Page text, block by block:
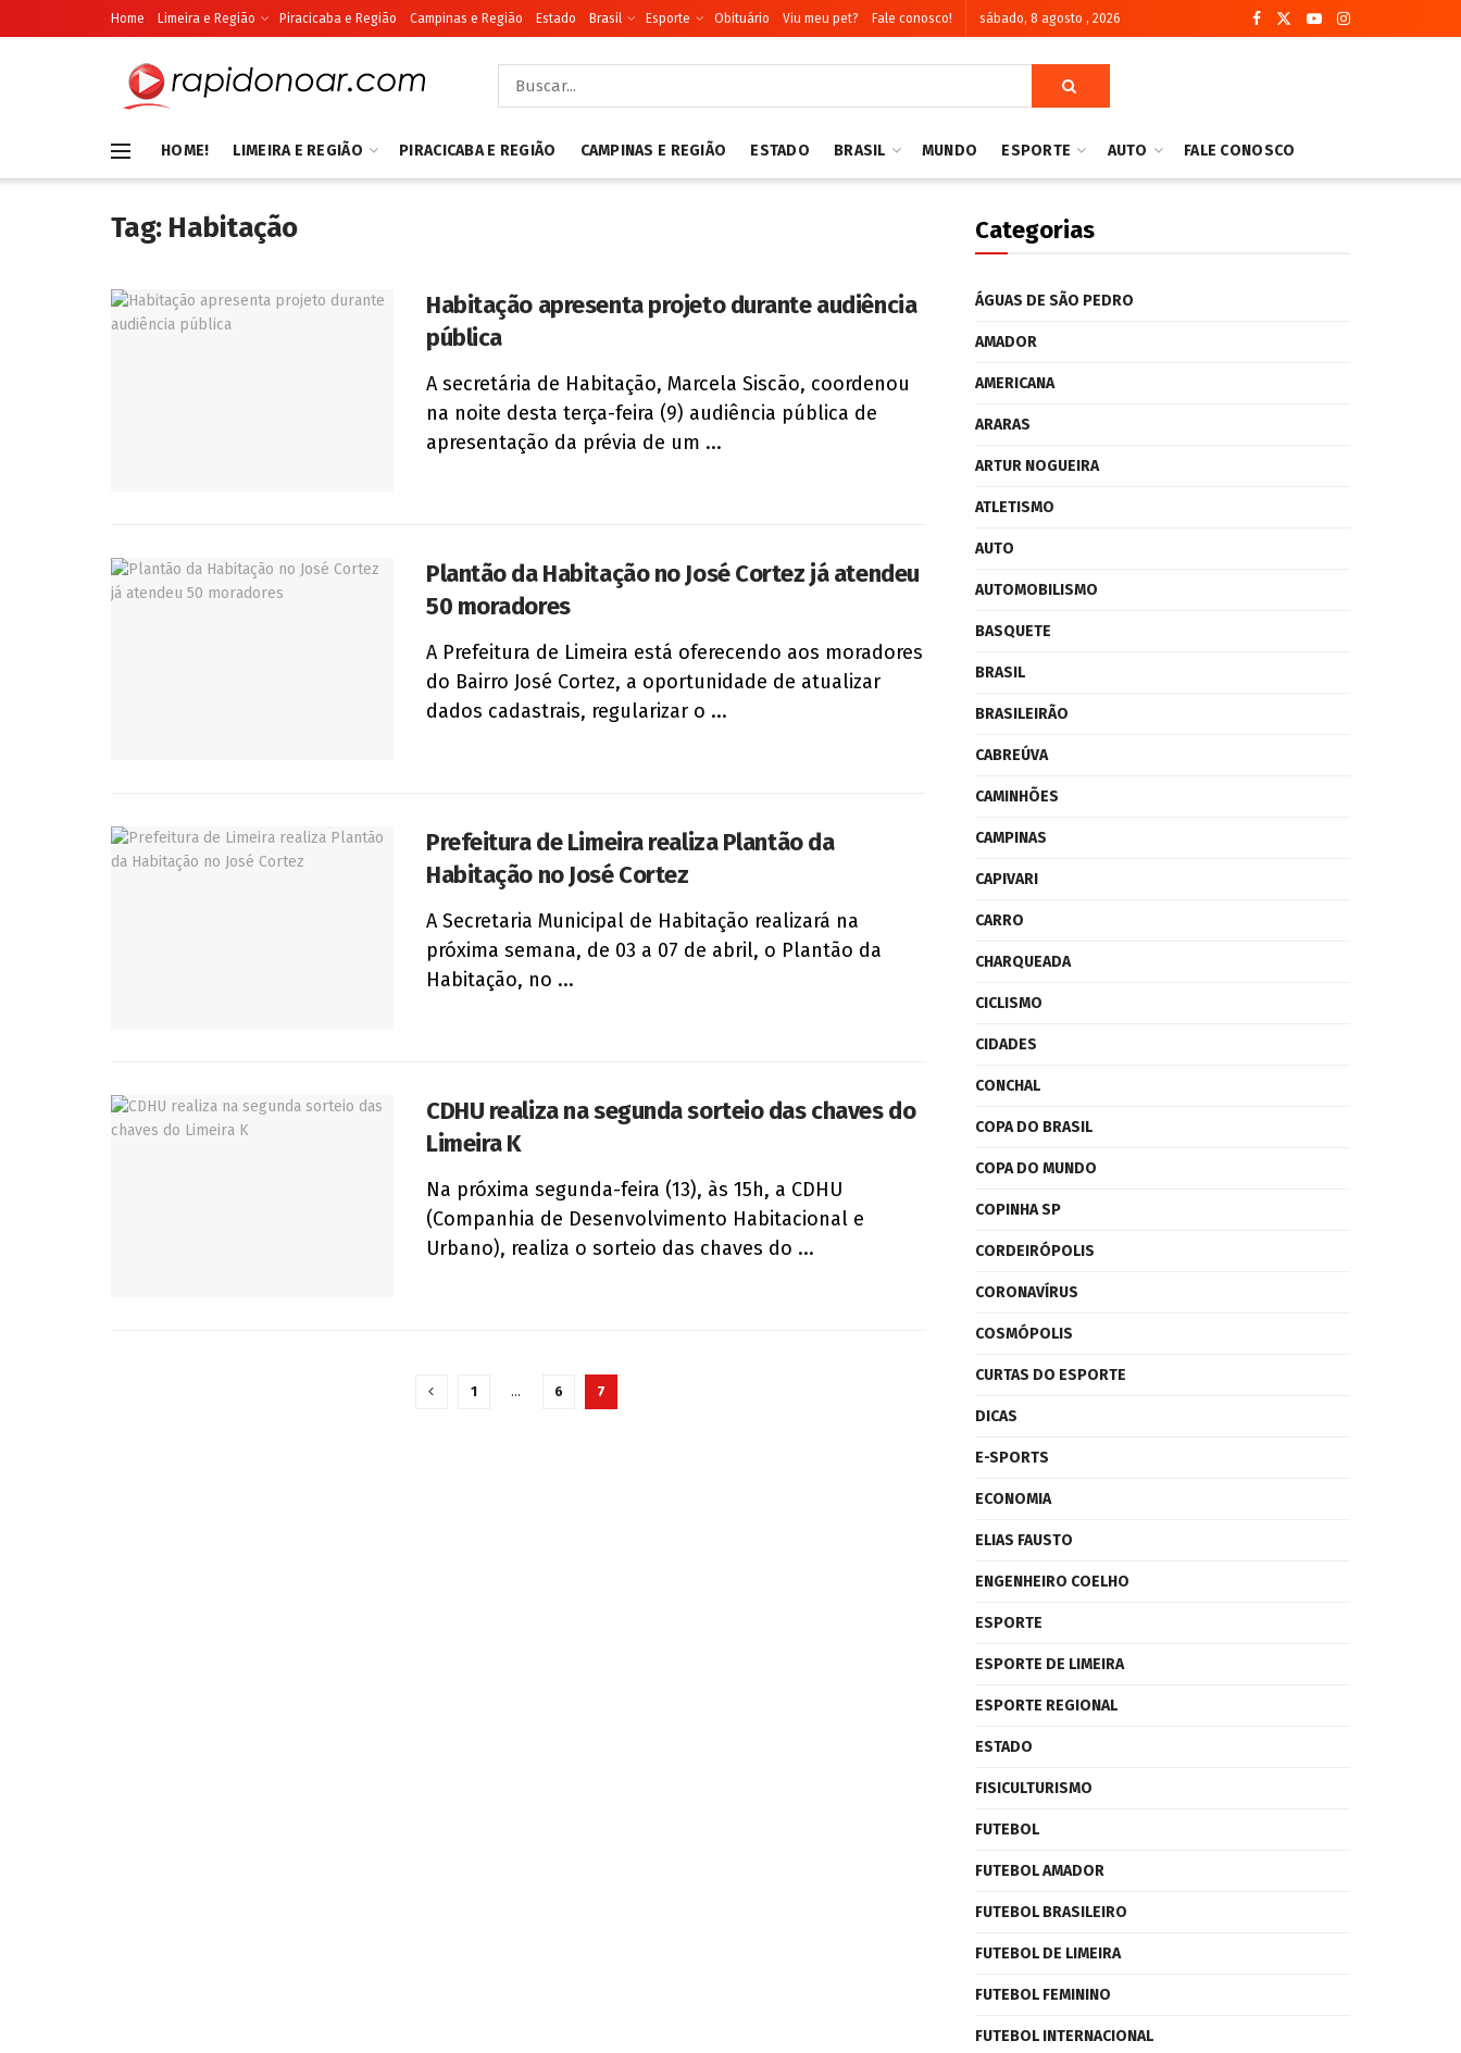
Home Limeira e Região Piracicaba e Região Campinas e Região Estado Brasil Esporte Obituário Viu meu pet? Fale conosco! sábado, 8 agosto , 2026
HOME! LIMEIRA E REGIÃO PIRACICABA E REGIÃO CAMPINAS E REGIÃO ESTADO BRASIL MUNDO ESPORTE AUTO FALE CONOSCO
Tag: Habitação
Habitação apresenta projeto durante audiência
pública
A secretária de Habitação, Marcela Siscão, coordenou
na noite desta terça-feira (9) audiência pública de
apresentação da prévia de um ...
Plantão da Habitação no José Cortez já atendeu
50 moradores
A Prefeitura de Limeira está oferecendo aos moradores
do Bairro José Cortez, a oportunidade de atualizar
dados cadastrais, regularizar o ...
Prefeitura de Limeira realiza Plantão da
Habitação no José Cortez
A Secretaria Municipal de Habitação realizará na
próxima semana, de 03 a 07 de abril, o Plantão da
Habitação, no ...
CDHU realiza na segunda sorteio das chaves do
Limeira K
Na próxima segunda-feira (13), às 15h, a CDHU
(Companhia de Desenvolvimento Habitacional e
Urbano), realiza o sorteio das chaves do ...
1 … 6 7
Categorias
ÁGUAS DE SÃO PEDRO
AMADOR
AMERICANA
ARARAS
ARTUR NOGUEIRA
ATLETISMO
AUTO
AUTOMOBILISMO
BASQUETE
BRASIL
BRASILEIRÃO
CABREÚVA
CAMINHÕES
CAMPINAS
CAPIVARI
CARRO
CHARQUEADA
CICLISMO
CIDADES
CONCHAL
COPA DO BRASIL
COPA DO MUNDO
COPINHA SP
CORDEIRÓPOLIS
CORONAVÍRUS
COSMÓPOLIS
CURTAS DO ESPORTE
DICAS
E-SPORTS
ECONOMIA
ELIAS FAUSTO
ENGENHEIRO COELHO
ESPORTE
ESPORTE DE LIMEIRA
ESPORTE REGIONAL
ESTADO
FISICULTURISMO
FUTEBOL
FUTEBOL AMADOR
FUTEBOL BRASILEIRO
FUTEBOL DE LIMEIRA
FUTEBOL FEMININO
FUTEBOL INTERNACIONAL